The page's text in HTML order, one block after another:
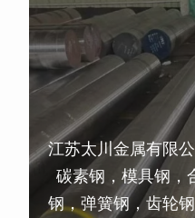
江苏太川金属有限
碳素钢，模具钢，
钢，弹簧钢，齿轮